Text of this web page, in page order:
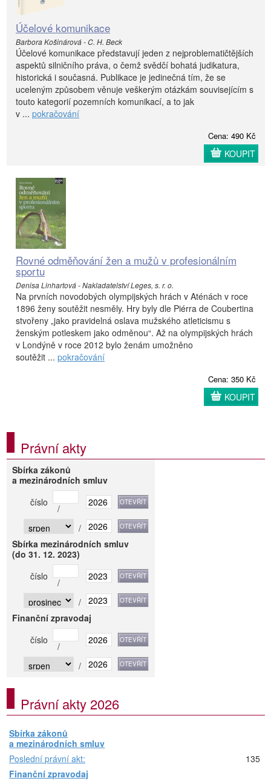
Účelové komunikace
Barbora Košinárová - C. H. Beck
Účelové komunikace představují jeden z nejproblematičtějších
aspektů silničního práva, o čemž svědčí bohatá judikatura,
historická i současná. Publikace je jedinečná tím, že se
uceleným způsobem věnuje veškerým otázkám souvisejícím s
touto kategorií pozemních komunikací, a to jak
v ... pokračování
Cena: 490 Kč
KOUPIT
Rovné odměňování žen a mužů v profesionálním
sportu
Denisa Linhartová - Nakladatelství Leges, s. r. o.
Na prvních novodobých olympijských hrách v Aténách v roce
1896 ženy soutěžit nesměly. Hry byly dle Piérra de Coubertina
stvořeny „jako pravidelná oslava mužského atleticismu s
ženským potleskem jako odměnou“. Až na olympijských hrách
v Londýně v roce 2012 bylo ženám umožněno
soutěžit ... pokračování
Cena: 350 Kč
KOUPIT
Právní akty
Sbírka zákonů
a mezinárodních smluv
číslo
/
/
Sbírka mezinárodních smluv
(do 31. 12. 2023)
číslo
/
/
Finanční zpravodaj
číslo
/
/
Právní akty 2026
Sbírka zákonů
a mezinárodních smluv
Poslední právní akt:
135
Finanční zpravodaj